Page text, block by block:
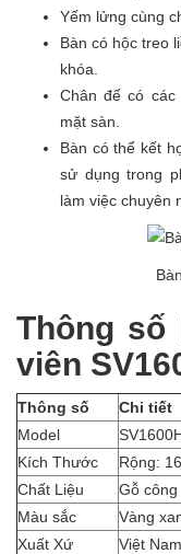
Yếm lửng cùng
Bàn có hộc treo
khóa.
Chân đế có
mặt sàn.
Bàn có thể kết
sử dụng trong
làm việc chuyên
Thông số
viên
Thông số
Chi tiết
Model
Kích Thước
Rộng:
Chất Liệu
Gỗ
Màu sắc
Vàng
Xuất Xứ
Việt Nam